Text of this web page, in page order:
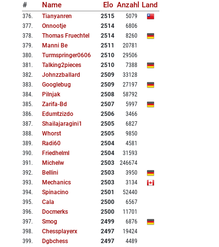
# Name Elo Anzahl Land
376. Tianyanren 2515
5079
377. Onnootje 2514
6806
378. Thomas Fruechtel 2514
8260
379. Manni Be 2511
20781
380. Turmspringer0606 2510
29506
381 . Talking2pieces 2510
7388
382. Johnzzballard 2509
33128
383. Googlebug 2509
27197
384. Pilnjak 2508
58792
385. Zarifa-Bd 2507
5997
386. Edumtzizdo 2506
3466
387. Shailajaragini1 2505
6827
388. Whorst 2505
9850
389. Radi60 2504
4581
390. Friedhelml 2504
31593
391 . Michelw 2503
246674
392. Bellini 2503
3950
393. Mechanics 2503
3134
394. Spinacino 2501
52440
395. Cala 2500
6567
396. Docmerks 2500
11701
397. Smog 2499
6876
398. Chessplayerx 2497
19424
399. Dgbchess 2497
4489